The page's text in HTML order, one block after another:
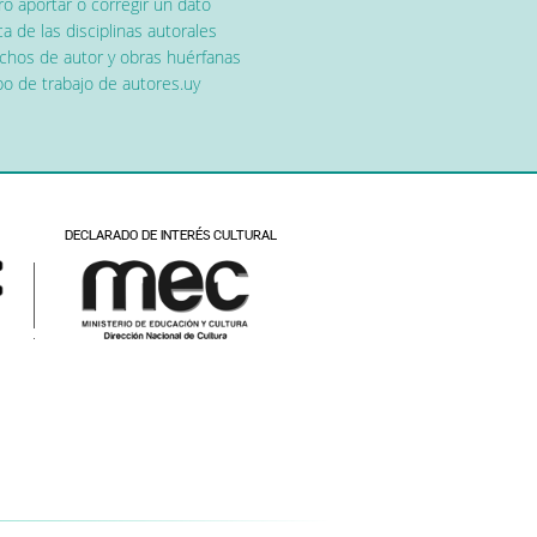
de las disciplinas autorales
de autor y obras huérfanas
de trabajo de autores.uy